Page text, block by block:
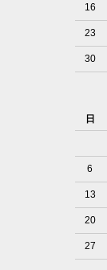
16
23
30
日
6
13
20
27